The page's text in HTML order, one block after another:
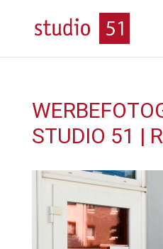
STUDIO 51 |